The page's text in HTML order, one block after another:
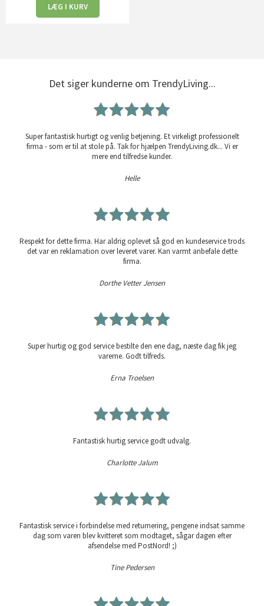
LÆG I KURV
Det siger kunderne om TrendyLiving...
Super fantastisk hurtigt og venlig betjening. Et virkeligt professionelt
firma - som er til at stole på. Tak for hjælpen TrendyLiving.dk... Vi er
mere end tilfredse kunder.
Helle
Respekt for dette firma. Har aldrig oplevet så god en kundeservice trods
det var en reklamation over leveret varer. Kan varmt anbefale dette
firma.
Dorthe Vetter Jensen
Super hurtig og god service bestilte den ene dag, næste dag fik jeg
varerne. Godt tilfreds.
Erna Troelsen
Fantastisk hurtig service godt udvalg.
Charlotte Jalum
Fantastisk service i forbindelse med returnering, pengene indsat samme
dag som varen blev kvitteret som modtaget, sågar dagen efter
afsendelse med PostNord! ;)
Tine Pedersen